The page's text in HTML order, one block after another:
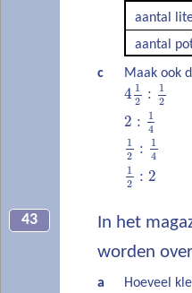
aantal
aantal
c
Maak ook
4 1
2
:
1
2
2 :
1
4
1
2
:
1
4
1
2
: 2
43 In het
worden
a
Hoeveel